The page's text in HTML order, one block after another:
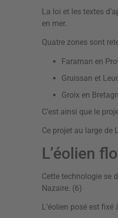
La loi et les textes
en mer.
Quatre zones sont
Faraman en
Gruissan et
Groix en
C’est ainsi que le
Ce projet au large de
L’éolien
Cette technologie se
Nazaire. (6)
L’éolien posé est fixé